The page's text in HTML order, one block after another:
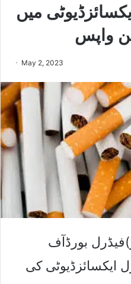
میں
واپس
May 2, 2023
بورڈآف
ایکسائزڈیوٹی کی